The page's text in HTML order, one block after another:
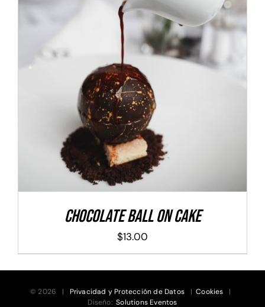
ADD TO CART DETALLES
Chocolate Ball On Cake
$13.00
© 2026 | Privacidad y Protección de Datos | Cookies |
Diseño: Solutions Eventos